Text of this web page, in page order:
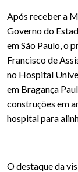
Após receber a
Governo do
em São Paulo, o
Francisco de
no Hospital
em Bragança
construções em
hospital para
O destaque da